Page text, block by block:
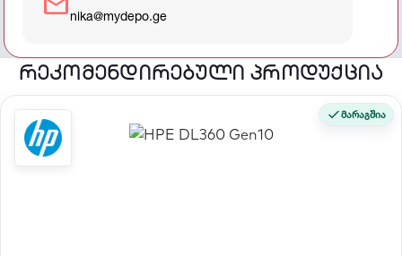
nika@mydepo.ge
რეკომენდირებული პროდუქცია
მარაგშია